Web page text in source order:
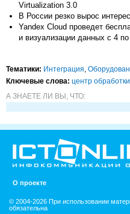
Virtualization 3.0
В России резко вырос
Yandex Cloud проведет
и визуализации данных с 4
Тематики: Интеграция,
Ключевые слова: центр
А ЗНАЕТЕ ЛИ ВЫ, ЧТО:
О проекте
© 2004-2026 При использовании
обязательна